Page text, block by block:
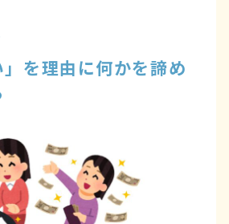
」を理由に何かを諦め